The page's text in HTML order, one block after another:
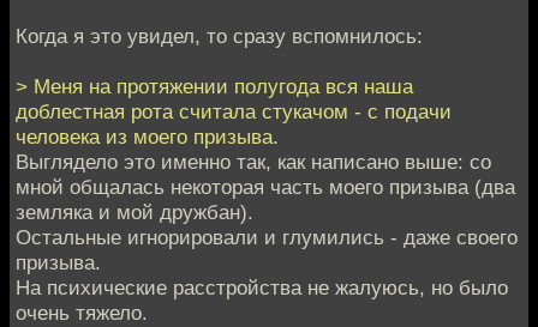
Когда я это увидел, то сразу вспомнилось:
> Меня на протяжении полугода вся наша
доблестная рота считала стукачом - с подачи
человека из моего призыва.
Выглядело это именно так, как написано выше: со
мной общалась некоторая часть моего призыва (два
земляка и мой дружбан).
Остальные игнорировали и глумились - даже своего
призыва.
На психические расстройства не жалуюсь, но было
очень тяжело.